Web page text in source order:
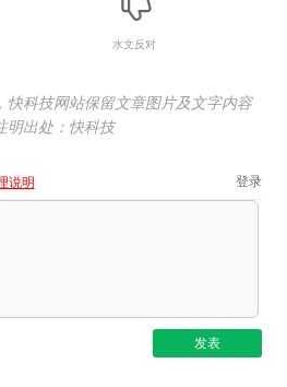
水文反对
快科技网站保留文章图片及文字内容
明出处：快科技
说明 登录